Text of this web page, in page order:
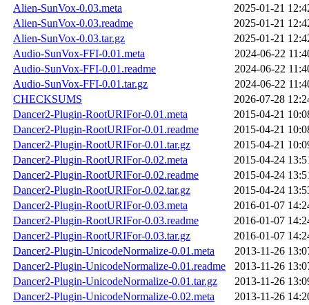
Alien-SunVox-0.03.meta
2025-01-21
Alien-SunVox-0.03.readme
2025-01-21
Alien-SunVox-0.03.tar.gz
2025-01-21
Audio-SunVox-FFI-0.01.meta
2024-06-22
Audio-SunVox-FFI-0.01.readme
2024-06-22
Audio-SunVox-FFI-0.01.tar.gz
2024-06-22
CHECKSUMS
2026-07-28
Dancer2-Plugin-RootURIFor-0.01.meta
2015-04-21
Dancer2-Plugin-RootURIFor-0.01.readme
2015-04-21
Dancer2-Plugin-RootURIFor-0.01.tar.gz
2015-04-21
Dancer2-Plugin-RootURIFor-0.02.meta
2015-04-24
Dancer2-Plugin-RootURIFor-0.02.readme
2015-04-24
Dancer2-Plugin-RootURIFor-0.02.tar.gz
2015-04-24
Dancer2-Plugin-RootURIFor-0.03.meta
2016-01-07
Dancer2-Plugin-RootURIFor-0.03.readme
2016-01-07
Dancer2-Plugin-RootURIFor-0.03.tar.gz
2016-01-07
Dancer2-Plugin-UnicodeNormalize-0.01.meta
2013-11-26
Dancer2-Plugin-UnicodeNormalize-0.01.readme
2013-11-26
Dancer2-Plugin-UnicodeNormalize-0.01.tar.gz
2013-11-26
Dancer2-Plugin-UnicodeNormalize-0.02.meta
2013-11-26